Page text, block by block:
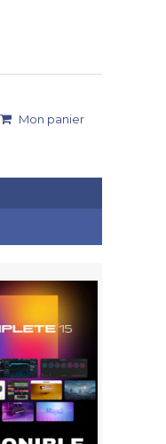
Mon panier